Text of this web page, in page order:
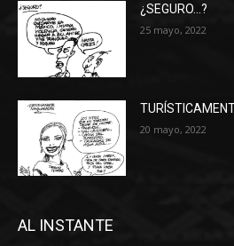
¿SEGURO…?
25 mayo, 2022
20 mayo, 2022
AL INSTANTE